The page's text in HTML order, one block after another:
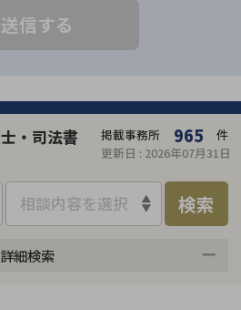
・司法書
掲載事務所 965
件
更新日 : 2026年07月31日
相談内容を選択 検索
詳細検索